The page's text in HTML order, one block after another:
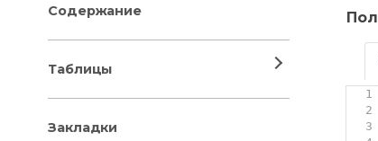
Содержание
Таблицы
Закладки